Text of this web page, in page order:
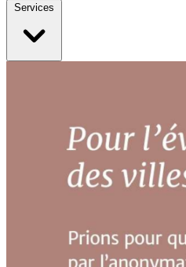
Services